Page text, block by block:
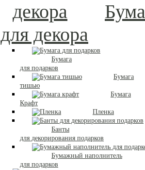
для декора
Бумага
для подарков
Бумага
тишью
Бумага
Крафт
Пленка
Банты
для декорирования подарков
Бумажный наполнитель
для подарков